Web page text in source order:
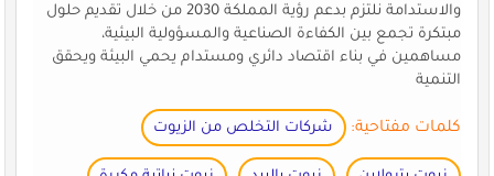
والاستدامة نلتزم بدعم رؤية المملكة 2030 من خلال تقديم حلول
مبتكرة تجمع بين الكفاءة الصناعية والمسؤولية البيئية،
مساهمين في بناء اقتصاد دائري ومستدام يحمي البيئة ويحقق
التنمية
كلمات مفتاحية: شركات التخلص من الزيوت